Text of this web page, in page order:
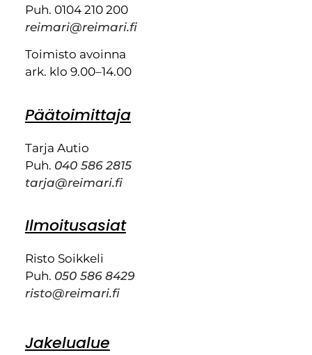
Puh. 0104 210 200
reimari@reimari.fi
Toimisto avoinna
ark. klo 9.00–14.00
Päätoimittaja
Tarja Autio
Puh. 040 586 2815
tarja@reimari.fi
Ilmoitusasiat
Risto Soikkeli
Puh. 050 586 8429
risto@reimari.fi
Jakelualue